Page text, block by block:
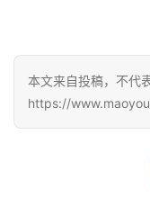
首
页
本文来自投稿，不代
https://